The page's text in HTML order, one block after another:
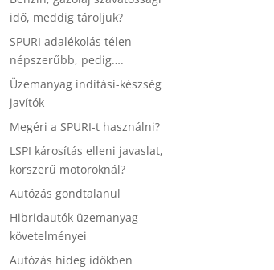
idő, meddig tároljuk?
SPURI adalékolás télen
népszerűbb, pedig….
Üzemanyag indítási-készség
javítók
Megéri a SPURI-t használni?
LSPI károsítás elleni javaslat,
korszerű motoroknál?
Autózás gondtalanul
Hibridautók üzemanyag
követelményei
Autózás hideg időkben